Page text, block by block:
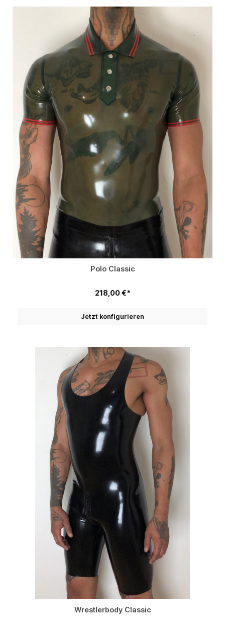
Polo Classic
218,00 €*
Jetzt konfigurieren
Wrestlerbody Classic